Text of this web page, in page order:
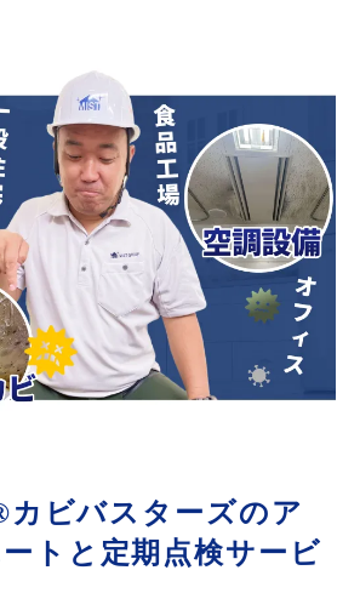
ビバスターズのア
トと定期点検サービ